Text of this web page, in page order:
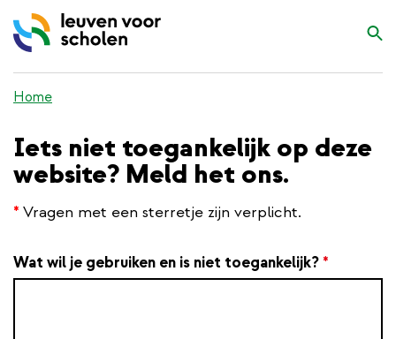
naar
de
inhoud
gaan
Home
Iets niet toegankelijk op deze
website? Meld het ons.
* Vragen met een sterretje zijn verplicht.
Wat wil je gebruiken en is niet toegankelijk? *